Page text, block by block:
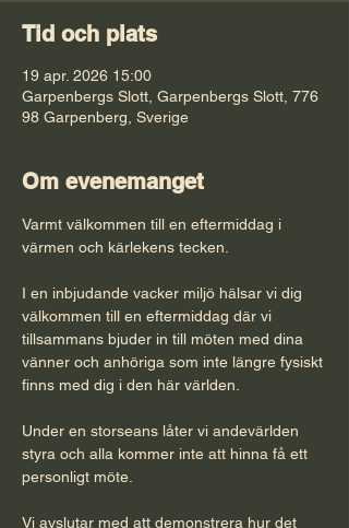
Tid och plats
19 apr. 2026 15:00
Garpenbergs Slott, Garpenbergs Slott, 776
98 Garpenberg, Sverige
Om evenemanget
Varmt välkommen till en eftermiddag i
värmen och kärlekens tecken.
I en inbjudande vacker miljö hälsar vi dig
välkommen till en eftermiddag där vi
tillsammans bjuder in till möten med dina
vänner och anhöriga som inte längre fysiskt
finns med dig i den här världen.
Under en storseans låter vi andevärlden
styra och alla kommer inte att hinna få ett
personligt möte.
Vi avslutar med att demonstrera hur det